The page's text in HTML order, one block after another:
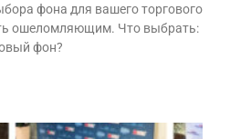
фона для вашего торгового
ошеломляющим. Что выбрать:
фон?